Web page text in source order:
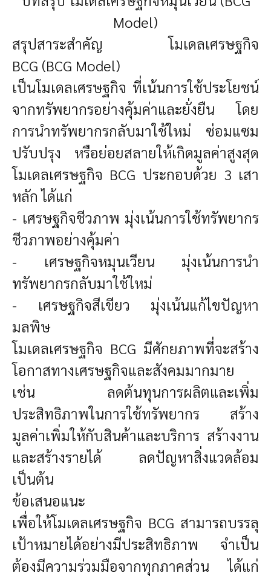
Model)
สรุปสาระสำคัญโมเดลเศรษฐกิจ
BCG (BCG Model)
เป็นโมเดลเศรษฐกิจ ที่เน้นการใช้ประโยชน์
จากทรัพยากรอย่างคุ้มค่าและยั่งยืน โดย
การนำทรัพยากรกลับมาใช้ใหม่ ซ่อมแซม
ปรับปรุง หรือย่อยสลายให้เกิดมูลค่าสูงสุด
โมเดลเศรษฐกิจ BCG ประกอบด้วย 3 เสา
หลัก ได้แก่
- เศรษฐกิจชีวภาพ มุ่งเน้นการใช้ทรัพยากร
ชีวภาพอย่างคุ้มค่า
- เศรษฐกิจหมุนเวียน มุ่งเน้นการนำ
ทรัพยากรกลับมาใช้ใหม่
- เศรษฐกิจสีเขียว มุ่งเน้นแก้ไขปัญหา
มลพิษ
โมเดลเศรษฐกิจ BCG มีศักยภาพที่จะสร้าง
โอกาสทางเศรษฐกิจและสังคมมากมาย
เช่น ลดต้นทุนการผลิตและเพิ่ม
ประสิทธิภาพในการใช้ทรัพยากร สร้าง
มูลค่าเพิ่มให้กับสินค้าและบริการ สร้างงาน
และสร้างรายได้ ลดปัญหาสิ่งแวดล้อม
เป็นต้น
ข้อเสนอแนะ
เพื่อให้โมเดลเศรษฐกิจ BCG สามารถบรรลุ
เป้าหมายได้อย่างมีประสิทธิภาพ จำเป็น
ต้องมีความร่วมมือจากทุกภาคส่วน ได้แก่